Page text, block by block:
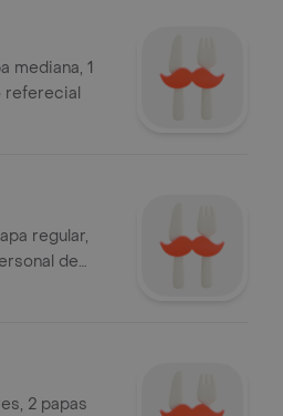
mediana, 1
referecial
regular,
de
unidades.
2 papas